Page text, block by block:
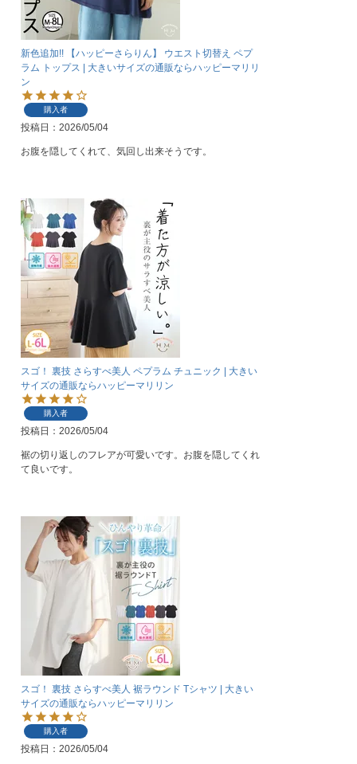
新色追加!! 【ハッピーさらりん】 ウエスト切替え ペプ
ラム トップス | 大きいサイズの通販ならハッピーマリリ
ン
購入者
投稿日 2026/05/04
お腹を隠してくれて、気回し出来そうです。
スゴ！ 裏技 さらすべ美人 ペプラム チュニック | 大きい
サイズの通販ならハッピーマリリン
購入者
投稿日 2026/05/04
裾の切り返しのフレアが可愛いです。お腹を隠してくれ
て良いです。
スゴ！ 裏技 さらすべ美人 裾ラウンド Tシャツ | 大きい
サイズの通販ならハッピーマリリン
購入者
投稿日 2026/05/04